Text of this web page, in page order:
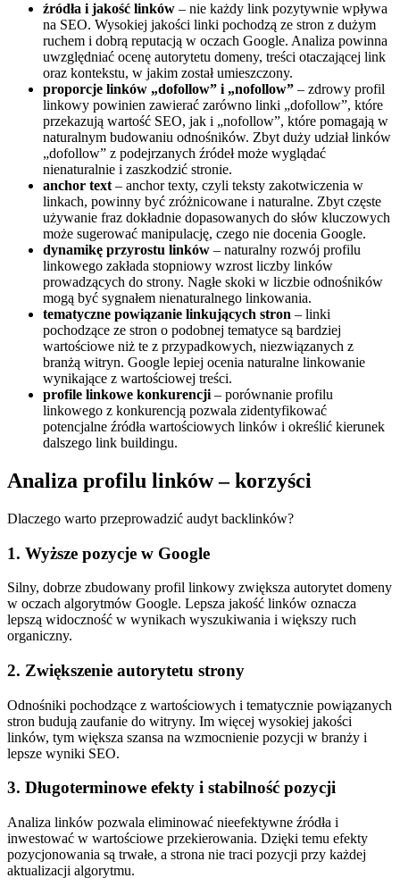
źródła i jakość linków – nie każdy link pozytywnie wpływa
na SEO. Wysokiej jakości linki pochodzą ze stron z dużym
ruchem i dobrą reputacją w oczach Google. Analiza powinna
uwzględniać ocenę autorytetu domeny, treści otaczającej link
oraz kontekstu, w jakim został umieszczony.
proporcje linków „dofollow” i „nofollow” – zdrowy profil
linkowy powinien zawierać zarówno linki „dofollow”, które
przekazują wartość SEO, jak i „nofollow”, które pomagają w
naturalnym budowaniu odnośników. Zbyt duży udział linków
„dofollow” z podejrzanych źródeł może wyglądać
nienaturalnie i zaszkodzić stronie.
anchor text – anchor texty, czyli teksty zakotwiczenia w
linkach, powinny być zróżnicowane i naturalne. Zbyt częste
używanie fraz dokładnie dopasowanych do słów kluczowych
może sugerować manipulację, czego nie docenia Google.
dynamikę przyrostu linków – naturalny rozwój profilu
linkowego zakłada stopniowy wzrost liczby linków
prowadzących do strony. Nagłe skoki w liczbie odnośników
mogą być sygnałem nienaturalnego linkowania.
tematyczne powiązanie linkujących stron – linki
pochodzące ze stron o podobnej tematyce są bardziej
wartościowe niż te z przypadkowych, niezwiązanych z
branżą witryn. Google lepiej ocenia naturalne linkowanie
wynikające z wartościowej treści.
profile linkowe konkurencji – porównanie profilu
linkowego z konkurencją pozwala zidentyfikować
potencjalne źródła wartościowych linków i określić kierunek
dalszego link buildingu.
Analiza profilu linków – korzyści
Dlaczego warto przeprowadzić audyt backlinków?
1. Wyższe pozycje w Google
Silny, dobrze zbudowany profil linkowy zwiększa autorytet domeny
w oczach algorytmów Google. Lepsza jakość linków oznacza
lepszą widoczność w wynikach wyszukiwania i większy ruch
organiczny.
2. Zwiększenie autorytetu strony
Odnośniki pochodzące z wartościowych i tematycznie powiązanych
stron budują zaufanie do witryny. Im więcej wysokiej jakości
linków, tym większa szansa na wzmocnienie pozycji w branży i
lepsze wyniki SEO.
3. Długoterminowe efekty i stabilność pozycji
Analiza linków pozwala eliminować nieefektywne źródła i
inwestować w wartościowe przekierowania. Dzięki temu efekty
pozycjonowania są trwałe, a strona nie traci pozycji przy każdej
aktualizacji algorytmu.